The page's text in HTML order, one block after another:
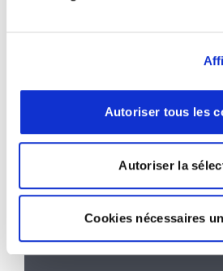
Autoriser tous les
Autoriser la
Cookies nécessaires
Juridique, TVA
Franchise en base de
Savez-vous que selon votre